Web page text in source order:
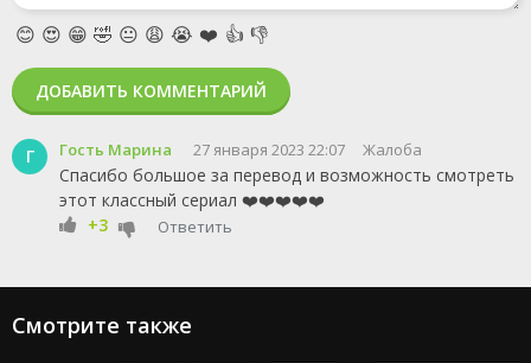
Г Гость Марина 27 января 2023 22:07 Жалоба
Спасибо большое за перевод и возможность смотреть
этот классный сериал ❤️❤️❤️❤️❤️
+3
Ответить
😊 😍 😁 🤣 😐 😩 😭 ❤️ 👍 👎
ДОБАВИТЬ КОММЕНТАРИЙ
Смотрите также